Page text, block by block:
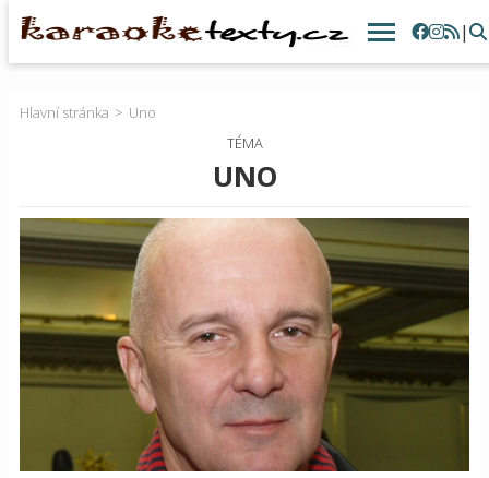
|
Hlavní stránka
Uno
TÉMA
UNO